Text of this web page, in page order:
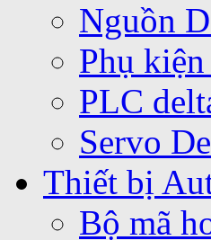
Nguồn
Phụ
PLC
Servo
Thiết bị
Bộ mã